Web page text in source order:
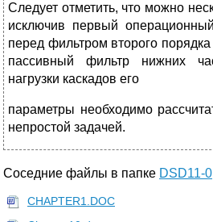
Следует отметить, что можно
исключив первый
перед фильтром второго
пассивный фильтр нижних
нагрузки каскадов его
параметры необходимо
непростой задачей.
Соседние файлы в папке DSD11-0
CHAPTER1.DOC